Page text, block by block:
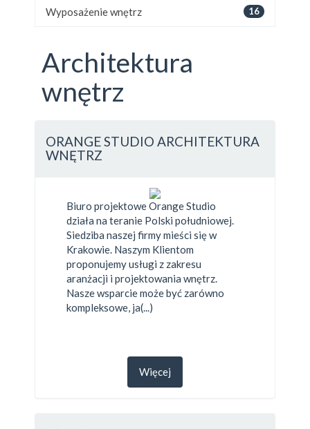
16
Wyposażenie wnętrz
Architektura
wnętrz
ORANGE STUDIO ARCHITEKTURA
WNĘTRZ
Biuro projektowe Orange Studio
działa na teranie Polski południowej.
Siedziba naszej firmy mieści się w
Krakowie. Naszym Klientom
proponujemy usługi z zakresu
aranżacji i projektowania wnętrz.
Nasze wsparcie może być zarówno
kompleksowe, ja(...)
Więcej